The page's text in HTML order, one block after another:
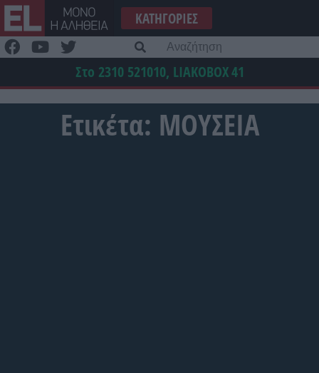
Μετάβαση
στο
περιεχόμενο
ΚΑΤΗΓΟΡΊΕΣ
Στο 2310 521010, LIAKOBOX41
Ετικέτα: ΜΟΥΣΕΙΑ